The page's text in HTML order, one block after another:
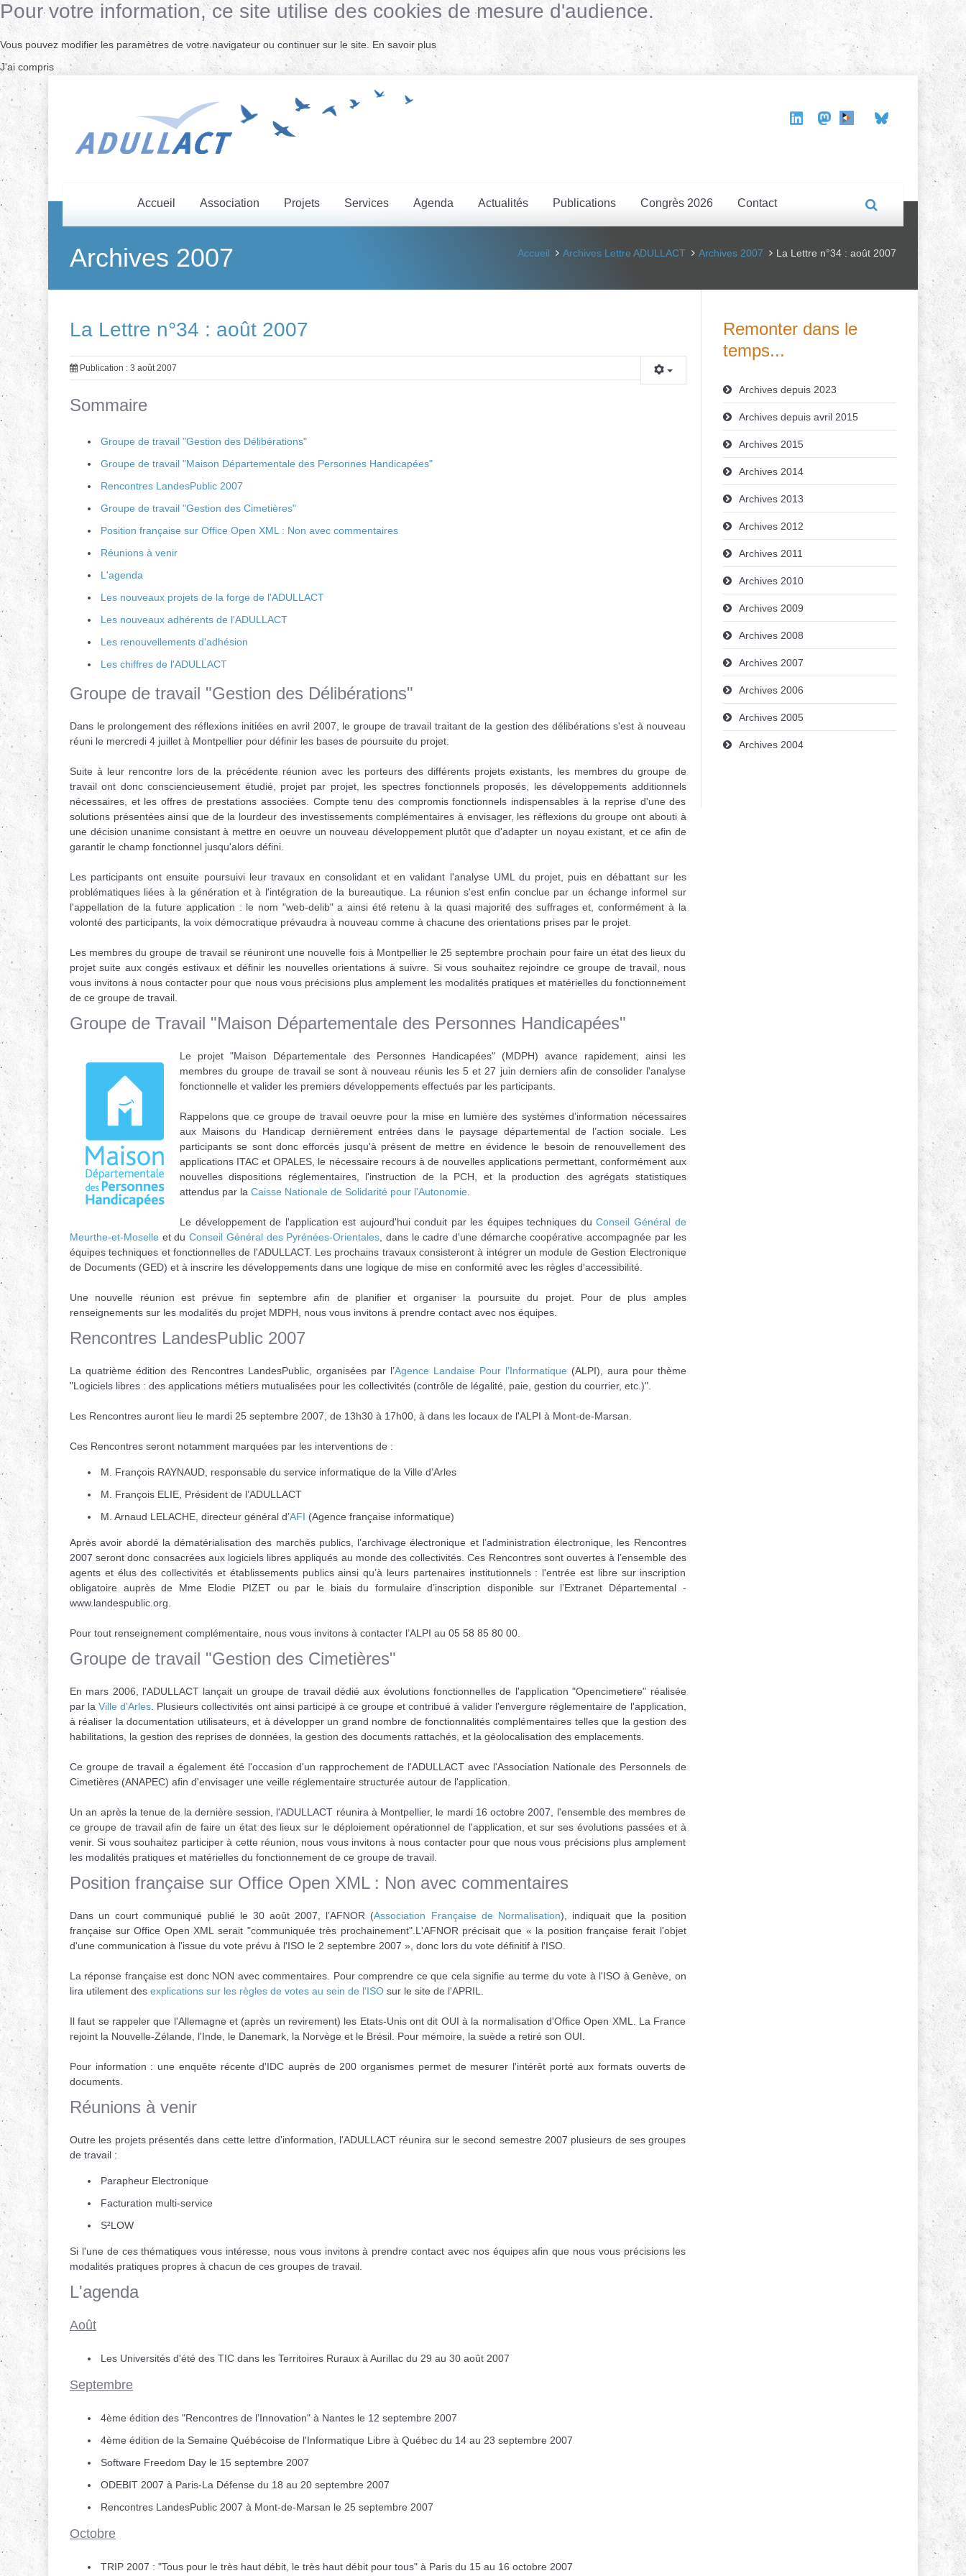
Pour votre information, ce site utilise des cookies de mesure d'audience.
Vous pouvez modifier les paramètres de votre navigateur ou continuer sur le site. En savoir plus
J'ai compris
Accueil Association Projets Services Agenda Actualités Publications Congrès 2026 Contact
Archives 2007 Accueil Archives Lettre ADULLACT Archives 2007 La Lettre n°34 : août 2007
La Lettre n°34 : août 2007
Publication : 3 août 2007
Sommaire
Groupe de travail "Gestion des Délibérations"
Groupe de travail "Maison Départementale des Personnes Handicapées"
Rencontres LandesPublic 2007
Groupe de travail "Gestion des Cimetières"
Position française sur Office Open XML : Non avec commentaires
Réunions à venir
L'agenda
Les nouveaux projets de la forge de l'ADULLACT
Les nouveaux adhérents de l'ADULLACT
Les renouvellements d'adhésion
Les chiffres de l'ADULLACT
Groupe de travail "Gestion des Délibérations"
Dans le prolongement des réflexions initiées en avril 2007, le groupe de travail traitant de la gestion des délibérations s'est à nouveau
réuni le mercredi 4 juillet à Montpellier pour définir les bases de poursuite du projet.
Suite à leur rencontre lors de la précédente réunion avec les porteurs des différents projets existants, les membres du groupe de
travail ont donc consciencieusement étudié, projet par projet, les spectres fonctionnels proposés, les développements additionnels
nécessaires, et les offres de prestations associées. Compte tenu des compromis fonctionnels indispensables à la reprise d'une des
solutions présentées ainsi que de la lourdeur des investissements complémentaires à envisager, les réflexions du groupe ont abouti à
une décision unanime consistant à mettre en oeuvre un nouveau développement plutôt que d'adapter un noyau existant, et ce afin de
garantir le champ fonctionnel jusqu'alors défini.
Les participants ont ensuite poursuivi leur travaux en consolidant et en validant l'analyse UML du projet, puis en débattant sur les
problématiques liées à la génération et à l'intégration de la bureautique. La réunion s'est enfin conclue par un échange informel sur
l'appellation de la future application : le nom "web-delib" a ainsi été retenu à la quasi majorité des suffrages et, conformément à la
volonté des participants, la voix démocratique prévaudra à nouveau comme à chacune des orientations prises par le projet.
Les membres du groupe de travail se réuniront une nouvelle fois à Montpellier le 25 septembre prochain pour faire un état des lieux du
projet suite aux congés estivaux et définir les nouvelles orientations à suivre. Si vous souhaitez rejoindre ce groupe de travail, nous
vous invitons à nous contacter pour que nous vous précisions plus amplement les modalités pratiques et matérielles du fonctionnement
de ce groupe de travail.
Groupe de Travail "Maison Départementale des Personnes Handicapées"
Le projet "Maison Départementale des Personnes Handicapées" (MDPH) avance rapidement, ainsi les
membres du groupe de travail se sont à nouveau réunis les 5 et 27 juin derniers afin de consolider l'analyse
fonctionnelle et valider les premiers développements effectués par les participants.
Rappelons que ce groupe de travail oeuvre pour la mise en lumière des systèmes d’information nécessaires
aux Maisons du Handicap dernièrement entrées dans le paysage départemental de l’action sociale. Les
participants se sont donc efforcés jusqu'à présent de mettre en évidence le besoin de renouvellement des
applications ITAC et OPALES, le nécessaire recours à de nouvelles applications permettant, conformément aux
nouvelles dispositions réglementaires, l'instruction de la PCH, et la production des agrégats statistiques
attendus par la Caisse Nationale de Solidarité pour l'Autonomie
Le développement de l'application est aujourd'hui conduit par les équipes techniques duConseil Général de
Meurthe-et-Moselle et duConseil Général des Pyrénées-Orientales , dans le cadre d'une démarche coopérative accompagnée par les
équipes techniques et fonctionnelles de l'ADULLACT. Les prochains travaux consisteront à intégrer un module de Gestion Electronique
de Documents (GED) et à inscrire les développements dans une logique de mise en conformité avec les règles d'accessibilité.
Une nouvelle réunion est prévue fin septembre afin de planifier et organiser la poursuite du projet. Pour de plus amples
renseignements sur les modalités du projet MDPH, nous vous invitons à prendre contact avec nos équipes.
Rencontres LandesPublic 2007
La quatrième édition des Rencontres LandesPublic, organisées par l’Agence Landaise Pour l’Informatique (ALPI), aura pour thème
"Logiciels libres : des applications métiers mutualisées pour les collectivités (contrôle de légalité, paie, gestion du courrier, etc.)".
Les Rencontres auront lieu le mardi 25 septembre 2007, de 13h30 à 17h00, à dans les locaux de l'ALPI à Mont-de-Marsan.
Ces Rencontres seront notamment marquées par les interventions de :
M. François RAYNAUD, responsable du service informatique de la Ville d’Arles
M. François ELIE, Président de l’ADULLACT
M. Arnaud LELACHE, directeur général d’AFI (Agence française informatique)
Après avoir abordé la dématérialisation des marchés publics, l’archivage électronique et l’administration électronique, les Rencontres
2007 seront donc consacrées aux logiciels libres appliqués au monde des collectivités. Ces Rencontres sont ouvertes à l’ensemble des
agents et élus des collectivités et établissements publics ainsi qu’à leurs partenaires institutionnels : l'entrée est libre sur inscription
obligatoire auprès de Mme Elodie PIZET ou par le biais du formulaire d’inscription disponible sur l’Extranet Départemental -
www.landespublic.org.
Pour tout renseignement complémentaire, nous vous invitons à contacter l’ALPI au 05 58 85 80 00.
Groupe de travail "Gestion des Cimetières"
En mars 2006, l'ADULLACT lançait un groupe de travail dédié aux évolutions fonctionnelles de l'application "Opencimetiere" réalisée
par laVille d'Arles . Plusieurs collectivités ont ainsi participé à ce groupe et contribué à valider l'envergure réglementaire de l'application,
à réaliser la documentation utilisateurs, et à développer un grand nombre de fonctionnalités complémentaires telles que la gestion des
habilitations, la gestion des reprises de données, la gestion des documents rattachés, et la géolocalisation des emplacements.
Ce groupe de travail a également été l'occasion d'un rapprochement de l'ADULLACT avec l'Association Nationale des Personnels de
Cimetières (ANAPEC) afin d'envisager une veille réglementaire structurée autour de l'application.
Un an après la tenue de la dernière session, l'ADULLACT réunira à Montpellier, le mardi 16 octobre 2007, l'ensemble des membres de
ce groupe de travail afin de faire un état des lieux sur le déploiement opérationnel de l'application, et sur ses évolutions passées et à
venir. Si vous souhaitez participer à cette réunion, nous vous invitons à nous contacter pour que nous vous précisions plus amplement
les modalités pratiques et matérielles du fonctionnement de ce groupe de travail.
Position française sur Office Open XML : Non avec commentaires
Dans un court communiqué publié le 30 août 2007, l’AFNOR (Association Française de Normalisation), indiquait que la position
française sur Office Open XML serait "communiquée très prochainement".L'AFNOR précisait que « la position française ferait l'objet
d'une communication à l'issue du vote prévu à l'ISO le 2 septembre 2007 », donc lors du vote définitif à l'ISO.
La réponse française est donc NON avec commentaires. Pour comprendre ce que cela signifie au terme du vote à l'ISO à Genève, on
lira utilement des explications sur les règles de votes au sein de l'ISO sur le site de l'APRIL.
Il faut se rappeler que l'Allemagne et (après un revirement) les Etats-Unis ont dit OUI à la normalisation d'Office Open XML. La France
rejoint la Nouvelle-Zélande, l'Inde, le Danemark, la Norvège et le Brésil. Pour mémoire, la suède a retiré son OUI.
Pour information : une enquête récente d'IDC auprès de 200 organismes permet de mesurer l'intérêt porté aux formats ouverts de
documents.
Réunions à venir
Outre les projets présentés dans cette lettre d'information, l'ADULLACT réunira sur le second semestre 2007 plusieurs de ses groupes
de travail :
Parapheur Electronique
Facturation multi-service
S²LOW
Si l'une de ces thématiques vous intéresse, nous vous invitons à prendre contact avec nos équipes afin que nous vous précisions les
modalités pratiques propres à chacun de ces groupes de travail.
L'agenda
Août
Les Universités d'été des TIC dans les Territoires Ruraux à Aurillac du 29 au 30 août 2007
Septembre
4ème édition des "Rencontres de l’Innovation" à Nantes le 12 septembre 2007
4ème édition de la Semaine Québécoise de l'Informatique Libre à Québec du 14 au 23 septembre 2007
Software Freedom Day le 15 septembre 2007
ODEBIT 2007 à Paris-La Défense du 18 au 20 septembre 2007
Rencontres LandesPublic 2007 à Mont-de-Marsan le 25 septembre 2007
Octobre
TRIP 2007 : "Tous pour le très haut débit, le très haut débit pour tous" à Paris du 15 au 16 octobre 2007
Remonter dans le
temps...
Archives depuis 2023
Archives depuis avril 2015
Archives 2015
Archives 2014
Archives 2013
Archives 2012
Archives 2011
Archives 2010
Archives 2009
Archives 2008
Archives 2007
Archives 2006
Archives 2005
Archives 2004